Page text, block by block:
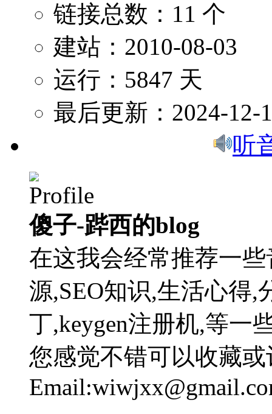
链接总数：11 个
建站：2010-08-03
运行：5847 天
最后更新：2024-12-
听
傻子-跸西的blog
在这我会经常推荐一
源,SEO知识,生活心得,
丁,keygen注册机,等一
您感觉不错可以收藏